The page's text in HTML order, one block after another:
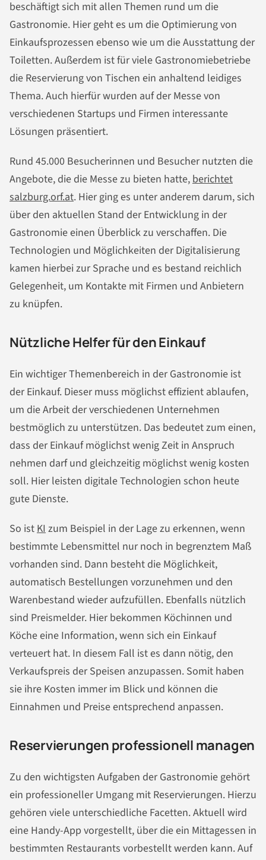
beschäftigt sich mit allen Themen rund um die
Gastronomie. Hier geht es um die Optimierung von
Einkaufsprozessen ebenso wie um die Ausstattung der
Toiletten. Außerdem ist für viele Gastronomiebetriebe
die Reservierung von Tischen ein anhaltend leidiges
Thema. Auch hierfür wurden auf der Messe von
verschiedenen Startups und Firmen interessante
Lösungen präsentiert.
Rund 45.000 Besucherinnen und Besucher nutzten die
Angebote, die die Messe zu bieten hatte, berichtet
salzburg.orf.at. Hier ging es unter anderem darum, sich
über den aktuellen Stand der Entwicklung in der
Gastronomie einen Überblick zu verschaffen. Die
Technologien und Möglichkeiten der Digitalisierung
kamen hierbei zur Sprache und es bestand reichlich
Gelegenheit, um Kontakte mit Firmen und Anbietern
zu knüpfen.
Nützliche Helfer für den Einkauf
Ein wichtiger Themenbereich in der Gastronomie ist
der Einkauf. Dieser muss möglichst effizient ablaufen,
um die Arbeit der verschiedenen Unternehmen
bestmöglich zu unterstützen. Das bedeutet zum einen,
dass der Einkauf möglichst wenig Zeit in Anspruch
nehmen darf und gleichzeitig möglichst wenig kosten
soll. Hier leisten digitale Technologien schon heute
gute Dienste.
So ist KI zum Beispiel in der Lage zu erkennen, wenn
bestimmte Lebensmittel nur noch in begrenztem Maß
vorhanden sind. Dann besteht die Möglichkeit,
automatisch Bestellungen vorzunehmen und den
Warenbestand wieder aufzufüllen. Ebenfalls nützlich
sind Preismelder. Hier bekommen Köchinnen und
Köche eine Information, wenn sich ein Einkauf
verteuert hat. In diesem Fall ist es dann nötig, den
Verkaufspreis der Speisen anzupassen. Somit haben
sie ihre Kosten immer im Blick und können die
Einnahmen und Preise entsprechend anpassen.
Reservierungen professionell managen
Zu den wichtigsten Aufgaben der Gastronomie gehört
ein professioneller Umgang mit Reservierungen. Hierzu
gehören viele unterschiedliche Facetten. Aktuell wird
eine Handy-App vorgestellt, über die ein Mittagessen in
bestimmten Restaurants vorbestellt werden kann. Auf